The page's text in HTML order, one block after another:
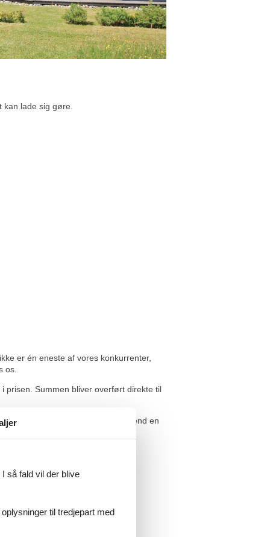
lade sig gøre.
er én eneste af vores konkurrenter,
os.
prisen. Summen bliver overført direkte til
så kontakt os endelig. Send en
så fald vil der blive
til tredjepart med